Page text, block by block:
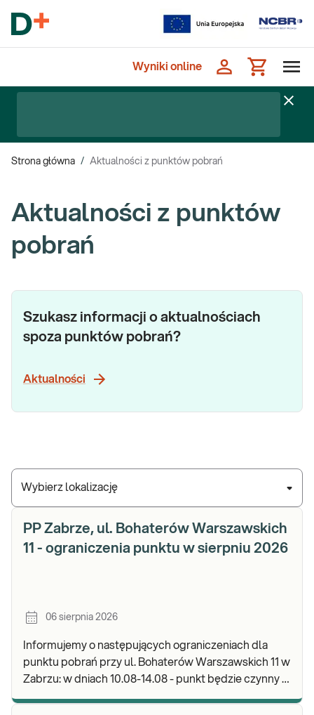
Wyniki online
Strona główna / Aktualności z punktów pobrań
Aktualności z punktów
pobrań
Wybierz lokalizację
Szukasz informacji o aktualnościach
spoza punktów pobrań?
Aktualności
PP Zabrze, ul. Bohaterów Warszawskich
11 - ograniczenia punktu w sierpniu 2026
06 sierpnia 2026
Informujemy o następujących ograniczeniach dla
punktu pobrań przy ul. Bohaterów Warszawskich 11 w
Zabrzu: w dniach 10.08-14.08 - punkt będzie czynny w